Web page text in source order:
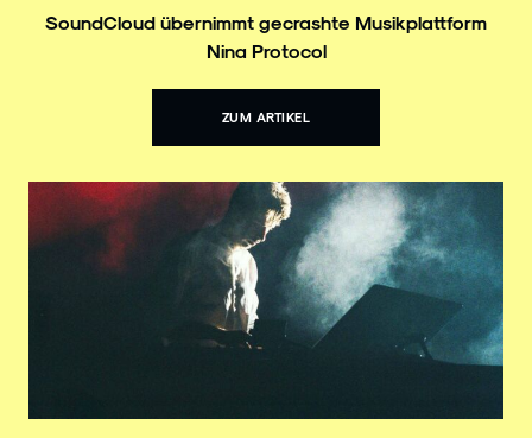
SoundCloud übernimmt gecrashte Musikplattform
Nina Protocol
ZUM ARTIKEL